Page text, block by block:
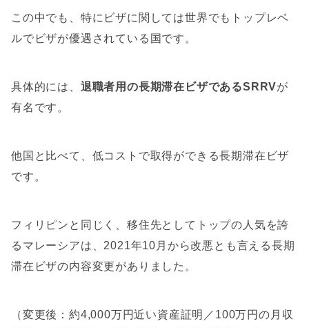
この中でも、特にビザに関しては世界でもトップレベ
ルでビザが優遇されている国です。
具体的には、 退職者用の長期滞在ビザであるSRRVが
有名です。
他国と比べて、低コストで取得ができる長期滞在ビザ
です。
フィリピンと同じく、移住先としてトップの人気を誇
るマレーシアは、2021年10月から改悪とも言える長期
滞在ビザの内容変更がありました。
（変更後：約4,000万円近い資産証明／100万円の月収